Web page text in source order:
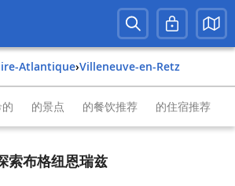
Atlantique› Villeneuve-en-Retz
的景点 的餐饮推荐 的住宿推荐
索布格纽恩瑞兹